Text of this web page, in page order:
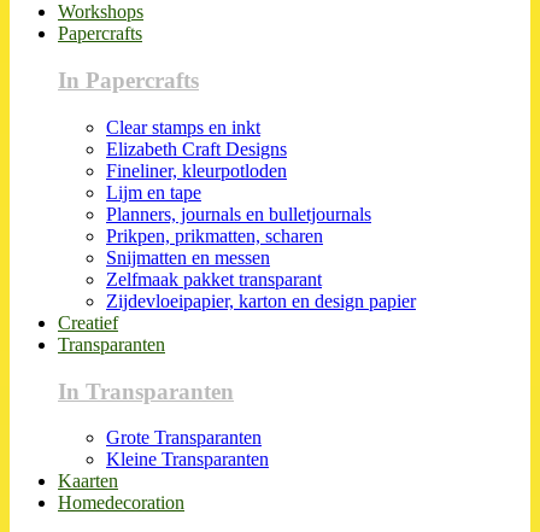
Workshops
Papercrafts
In Papercrafts
Clear stamps en inkt
Elizabeth Craft Designs
Fineliner, kleurpotloden
Lijm en tape
Planners, journals en bulletjournals
Prikpen, prikmatten, scharen
Snijmatten en messen
Zelfmaak pakket transparant
Zijdevloeipapier, karton en design papier
Creatief
Transparanten
In Transparanten
Grote Transparanten
Kleine Transparanten
Kaarten
Homedecoration